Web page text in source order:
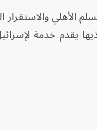
الأهلي والاستقرار
يقدم خدمة